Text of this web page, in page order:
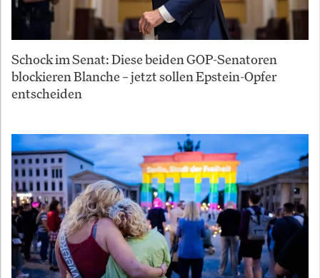
Schock im Senat: Diese beiden GOP-Senatoren
blockieren Blanche – jetzt sollen Epstein-Opfer
entscheiden